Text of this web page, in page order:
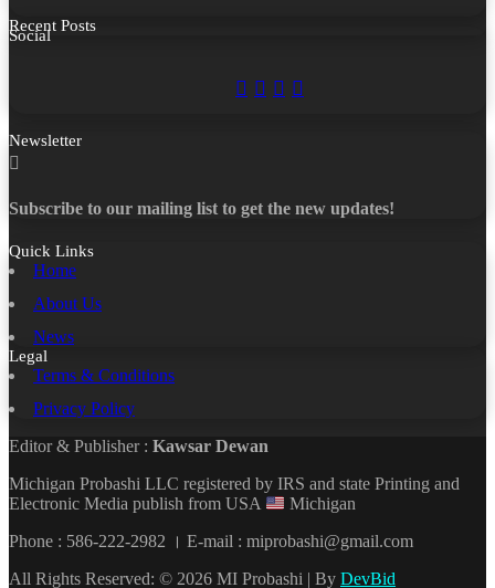
Recent Posts
Social
Facebook
X LinkedIn
Newsletter
Subscribe to our mailing list to get the new updates!
Quick Links
Home
About Us
News
Legal
Terms & Conditions
Privacy Policy
Editor & Publisher : Kawsar Dewan
Michigan Probashi LLC registered by IRS and state Printing and
Electronic Media publish from USA
Michigan
Phone : 586-222-2982 । E-mail : miprobashi@gmail.com
All Rights Reserved: © 2026 MI Probashi | By DevBid